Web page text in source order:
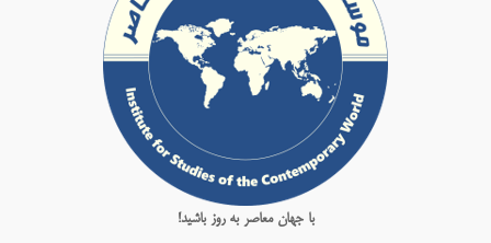
با جهان معاصر به روز باشید!